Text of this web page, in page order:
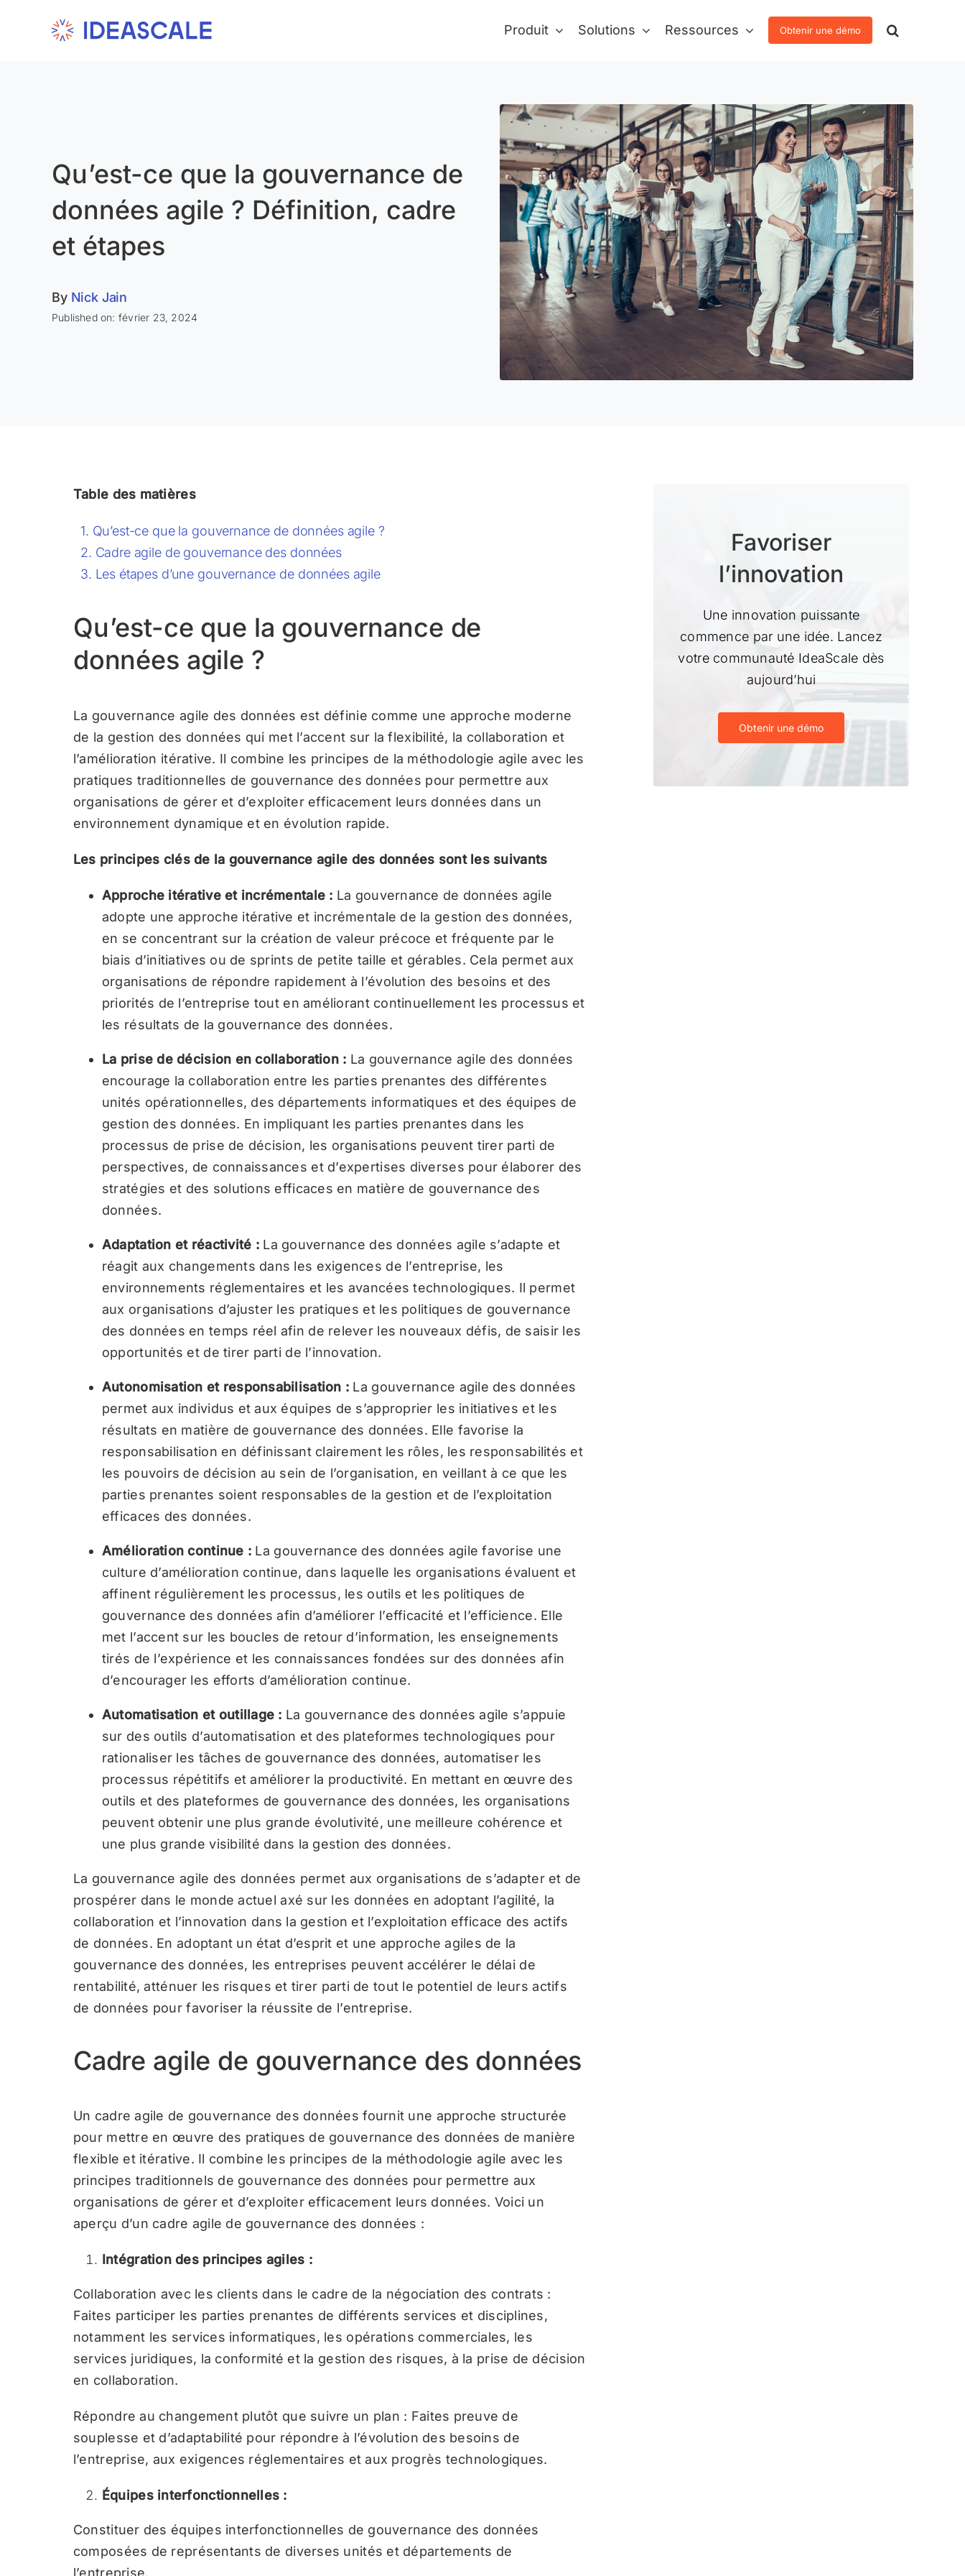
Produit Solutions Ressources Obtenir une démo
Qu’est-ce que la gouvernance de
données agile ? Définition, cadre
et étapes
By Nick Jain
Published on: février 23, 2024
Table des matières
Qu’est-ce que la gouvernance de données agile ?
Cadre agile de gouvernance des données
Les étapes d’une gouvernance de données agile
Qu’est-ce que la gouvernance de
données agile ?
La gouvernance agile des données est définie comme une approche moderne
de la gestion des données qui met l’accent sur la flexibilité, la collaboration et
l’amélioration itérative. Il combine les principes de la méthodologie agile avec les
pratiques traditionnelles de gouvernance des données pour permettre aux
organisations de gérer et d’exploiter efficacement leurs données dans un
environnement dynamique et en évolution rapide.
Les principes clés de la gouvernance agile des données sont les suivants
Approche itérative et incrémentale : La gouvernance de données agile
adopte une approche itérative et incrémentale de la gestion des données,
en se concentrant sur la création de valeur précoce et fréquente par le
biais d’initiatives ou de sprints de petite taille et gérables. Cela permet aux
organisations de répondre rapidement à l’évolution des besoins et des
priorités de l’entreprise tout en améliorant continuellement les processus et
les résultats de la gouvernance des données.
La prise de décision en collaboration : La gouvernance agile des données
encourage la collaboration entre les parties prenantes des différentes
unités opérationnelles, des départements informatiques et des équipes de
gestion des données. En impliquant les parties prenantes dans les
processus de prise de décision, les organisations peuvent tirer parti de
perspectives, de connaissances et d’expertises diverses pour élaborer des
stratégies et des solutions efficaces en matière de gouvernance des
données.
Adaptation et réactivité : La gouvernance des données agile s’adapte et
réagit aux changements dans les exigences de l’entreprise, les
environnements réglementaires et les avancées technologiques. Il permet
aux organisations d’ajuster les pratiques et les politiques de gouvernance
des données en temps réel afin de relever les nouveaux défis, de saisir les
opportunités et de tirer parti de l’innovation.
Autonomisation et responsabilisation : La gouvernance agile des données
permet aux individus et aux équipes de s’approprier les initiatives et les
résultats en matière de gouvernance des données. Elle favorise la
responsabilisation en définissant clairement les rôles, les responsabilités et
les pouvoirs de décision au sein de l’organisation, en veillant à ce que les
parties prenantes soient responsables de la gestion et de l’exploitation
efficaces des données.
Amélioration continue : La gouvernance des données agile favorise une
culture d’amélioration continue, dans laquelle les organisations évaluent et
affinent régulièrement les processus, les outils et les politiques de
gouvernance des données afin d’améliorer l’efficacité et l’efficience. Elle
met l’accent sur les boucles de retour d’information, les enseignements
tirés de l’expérience et les connaissances fondées sur des données afin
d’encourager les efforts d’amélioration continue.
Automatisation et outillage : La gouvernance des données agile s’appuie
sur des outils d’automatisation et des plateformes technologiques pour
rationaliser les tâches de gouvernance des données, automatiser les
processus répétitifs et améliorer la productivité. En mettant en œuvre des
outils et des plateformes de gouvernance des données, les organisations
peuvent obtenir une plus grande évolutivité, une meilleure cohérence et
une plus grande visibilité dans la gestion des données.
La gouvernance agile des données permet aux organisations de s’adapter et de
prospérer dans le monde actuel axé sur les données en adoptant l’agilité, la
collaboration et l’innovation dans la gestion et l’exploitation efficace des actifs
de données. En adoptant un état d’esprit et une approche agiles de la
gouvernance des données, les entreprises peuvent accélérer le délai de
rentabilité, atténuer les risques et tirer parti de tout le potentiel de leurs actifs
de données pour favoriser la réussite de l’entreprise.
Cadre agile de gouvernance des données
Un cadre agile de gouvernance des données fournit une approche structurée
pour mettre en œuvre des pratiques de gouvernance des données de manière
flexible et itérative. Il combine les principes de la méthodologie agile avec les
principes traditionnels de gouvernance des données pour permettre aux
organisations de gérer et d’exploiter efficacement leurs données. Voici un
aperçu d’un cadre agile de gouvernance des données :
Intégration des principes agiles :
Collaboration avec les clients dans le cadre de la négociation des contrats :
Faites participer les parties prenantes de différents services et disciplines,
notamment les services informatiques, les opérations commerciales, les
services juridiques, la conformité et la gestion des risques, à la prise de décision
en collaboration.
Répondre au changement plutôt que suivre un plan : Faites preuve de
souplesse et d’adaptabilité pour répondre à l’évolution des besoins de
l’entreprise, aux exigences réglementaires et aux progrès technologiques.
Équipes interfonctionnelles :
Constituer des équipes interfonctionnelles de gouvernance des données
composées de représentants de diverses unités et départements de
l’entreprise.
Favoriser
l’innovation
Une innovation puissante
commence par une idée. Lancez
votre communauté IdeaScale dès
aujourd’hui
Obtenir une démo